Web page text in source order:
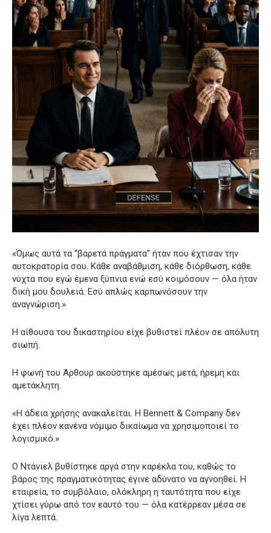
«Όμως αυτά τα “βαρετά πράγματα” ήταν που έχτισαν την
αυτοκρατορία σου. Κάθε αναβάθμιση, κάθε διόρθωση, κάθε
νύχτα που εγώ έμενα ξύπνια ενώ εσύ κοιμόσουν — όλα ήταν
δική μου δουλειά. Εσύ απλώς καρπωνόσουν την
αναγνώριση.»
Η αίθουσα του δικαστηρίου είχε βυθιστεί πλέον σε απόλυτη
σιωπή.
Η φωνή του Άρθουρ ακούστηκε αμέσως μετά, ήρεμη και
αμετάκλητη.
«Η άδεια χρήσης ανακαλείται. Η Bennett & Company δεν
έχει πλέον κανένα νόμιμο δικαίωμα να χρησιμοποιεί το
λογισμικό.»
Ο Ντάνιελ βυθίστηκε αργά στην καρέκλα του, καθώς το
βάρος της πραγματικότητας έγινε αδύνατο να αγνοηθεί. Η
εταιρεία, το συμβόλαιο, ολόκληρη η ταυτότητα που είχε
χτίσει γύρω από τον εαυτό του — όλα κατέρρεαν μέσα σε
λίγα λεπτά.